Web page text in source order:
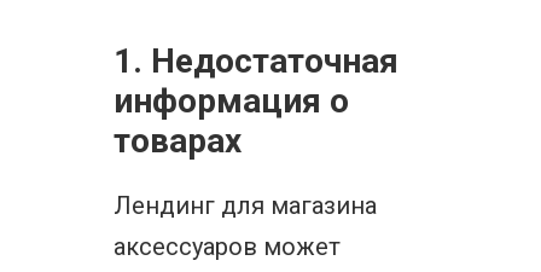
1. Недостаточная
информация о
товарах
Лендинг для магазина
аксессуаров может